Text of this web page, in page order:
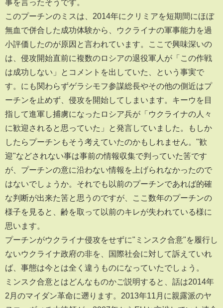
事を言ったそうです。
このプーチンのミスは、2014年にクリミアを短期間にほぼ
無血で併合した成功体験から、ウクライナの軍事能力を過
小評価したのが原因と言われています。ここで興味深いの
は、侵攻開始直前に複数のロシアの退役軍人が「この作戦
は成功しない」とコメントを出していた、という事実で
す。にも関わらずゲラシモフ参謀総長やその他の側近はプ
ーチンを止めず、侵攻を開始してしまいます。キーウを目
指して進軍し捕虜になったロシア兵が「ウクライナの人々
に歓迎されると思っていた」と発言していました。もしか
したらプーチンもそう考えていたのかもしれません。"歓
迎"などされない事は事前の情報収集で判っていた筈です
が、プーチンの意に沿わない情報を上げられなかったので
はないでしょうか。それでも以前のプーチンであれば的確
な判断が出来た筈と思うのですが、ここ数年のプーチンの
様子を見ると、齢を取って以前のキレが失われている様に
思います。
プーチンがウクライナ侵攻をせずに"ミンスク合意"を履行し
ないウクライナ政府の非を、国際社会に対して訴えていれ
ば、事態は今とは全く違うものになっていたでしょう。
ミンスク合意とはどんなものかご説明すると、話は2014年
2月のマイダン革命に遡ります。2013年11月に親露派のヤ